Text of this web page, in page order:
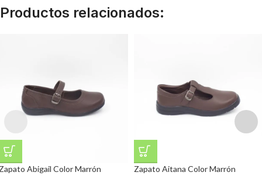
Productos relacionados:
Abigail Color Marrón Zapato Aitana Color Marrón